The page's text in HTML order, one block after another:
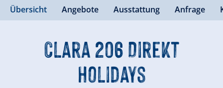
Übersicht Angebote Ausstattung Anfrage
Clara 206 Direkt
Holidays